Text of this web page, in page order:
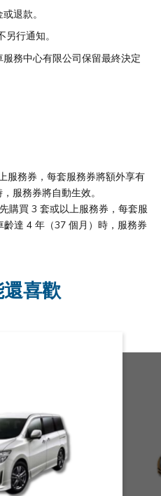
退款。
行通知。
務中心有限公司保留最終決定
服務券，每套服務券將額外享有
服務券將自動生效。
購買 3 套或以上服務券，每套服
達 4 年（37 個月）時，服務券
喜歡